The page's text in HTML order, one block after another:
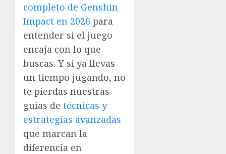
completo de Genshin
Impact en 2026 para
entender si el juego
encaja con lo que
buscas. Y si ya llevas
un tiempo jugando, no
te pierdas nuestras
guías de técnicas y
estrategias avanzadas
que marcan la
diferencia en